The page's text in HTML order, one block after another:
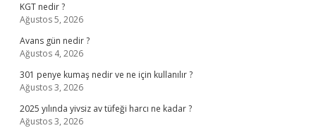
KGT nedir ?
Ağustos 5, 2026
Avans gün nedir ?
Ağustos 4, 2026
301 penye kumaş nedir ve ne için kullanılır ?
Ağustos 3, 2026
2025 yılında yivsiz av tüfeği harcı ne kadar ?
Ağustos 3, 2026